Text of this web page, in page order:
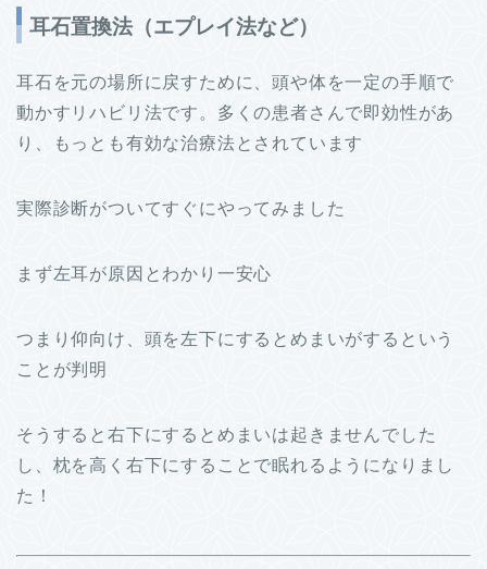
耳石置換法（エプレイ法など）
耳石を元の場所に戻すために、頭や体を一定の手順で
動かすリハビリ法です。多くの患者さんで即効性があ
り、もっとも有効な治療法とされています
実際診断がついてすぐにやってみました
まず左耳が原因とわかり一安心
つまり仰向け、頭を左下にするとめまいがするという
ことが判明
そうすると右下にするとめまいは起きませんでした
し、枕を高く右下にすることで眠れるようになりまし
た！